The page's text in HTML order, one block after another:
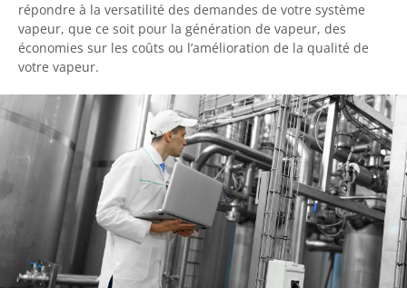
répondre à la versatilité des demandes de votre système
vapeur, que ce soit pour la génération de vapeur, des
économies sur les coûts ou l’amélioration de la qualité de
votre vapeur.